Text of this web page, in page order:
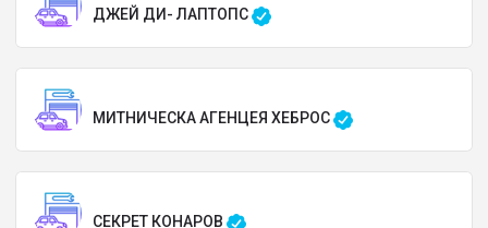
ДЖЕЙ ДИ- ЛАПТОПС
МИТНИЧЕСКА АГЕНЦЕЯ ХЕБРОС
СЕКРЕТ КОНАРОВ